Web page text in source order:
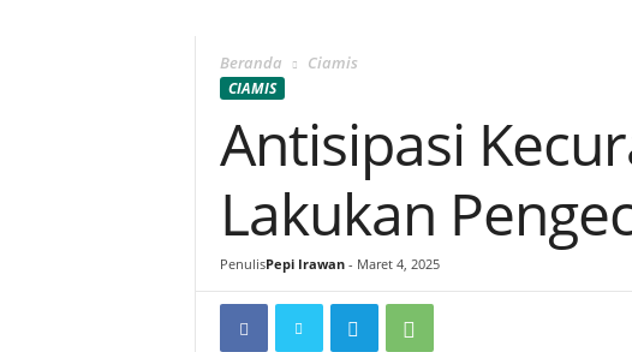
Beranda Ciamis
CIAMIS
Antisipasi
Lakukan
PenulisPepi Irawan- Maret 4, 2025